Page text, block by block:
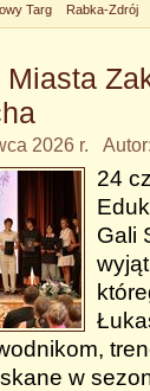
Targ Rabka-Zdrój
2026 r.
24
Gali
w